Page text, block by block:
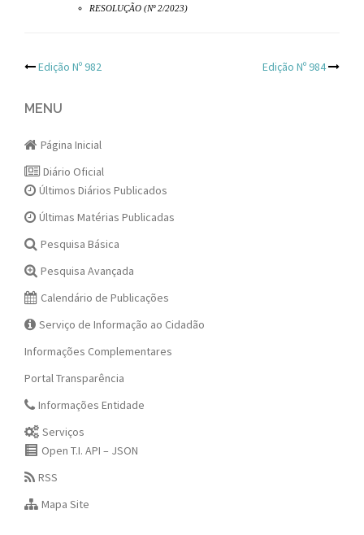
RESOLUÇÃO (Nº 2/2023)
Post
navigation
Edição Nº 982 Edição Nº 984
MENU
Página Inicial
Diário Oficial
Últimos Diários Publicados
Últimas Matérias Publicadas
Pesquisa Básica
Pesquisa Avançada
Calendário de Publicações
Serviço de Informação ao Cidadão
Informações Complementares
Portal Transparência
Informações Entidade
Serviços
Open T.I. API – JSON
RSS
Mapa Site